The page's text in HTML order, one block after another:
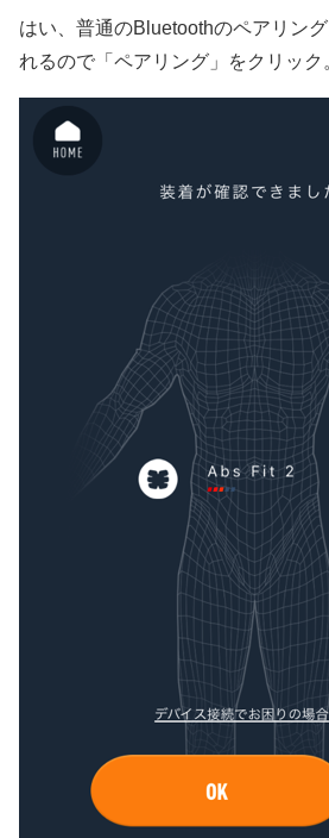
はい、普通のBluetoothのペアリン
れるので「ペアリング」をクリック